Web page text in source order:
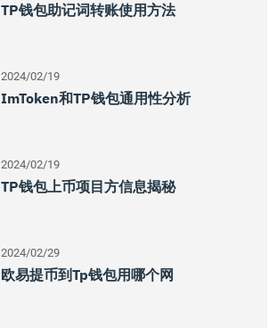
TP钱包助记词转账使用方法
2024/02/19
ImToken和TP钱包通用性分析
2024/02/19
TP钱包上币项目方信息揭秘
2024/02/29
欧易提币到tp钱包用哪个网